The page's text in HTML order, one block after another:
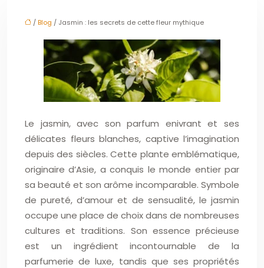
/ Blog / Jasmin : les secrets de cette fleur mythique
Le jasmin, avec son parfum enivrant et ses
délicates fleurs blanches, captive l’imagination
depuis des siècles. Cette plante emblématique,
originaire d’Asie, a conquis le monde entier par
sa beauté et son arôme incomparable. Symbole
de pureté, d’amour et de sensualité, le jasmin
occupe une place de choix dans de nombreuses
cultures et traditions. Son essence précieuse
est un ingrédient incontournable de la
parfumerie de luxe, tandis que ses propriétés